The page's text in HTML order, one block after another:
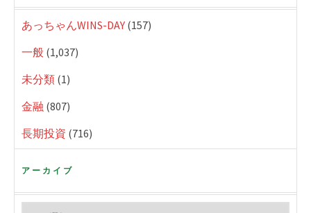
あっちゃんWINS-DAY (157)
一般 (1,037)
未分類 (1)
金融 (807)
長期投資 (716)
アーカイブ